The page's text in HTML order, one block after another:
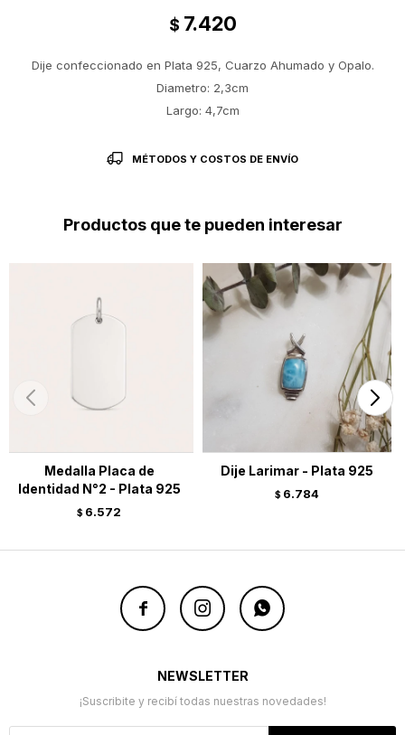
$ 7.420
Dije confeccionado en Plata 925, Cuarzo Ahumado y Opalo.
Diametro: 2,3cm
Largo: 4,7cm
MÉTODOS Y COSTOS DE ENVÍO
Productos que te pueden interesar
Medalla Placa de
Identidad N°2 - Plata 925
$ 6.572
Dije Larimar - Plata 925
$ 6.784
  
NEWSLETTER
¡Suscribite y recibí todas nuestras novedades!